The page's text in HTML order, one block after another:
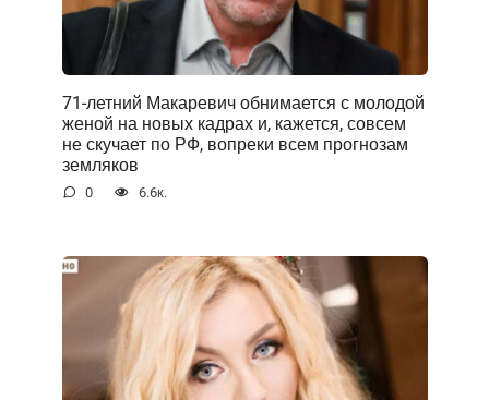
71-летний Макаревич обнимается с молодой
женой на новых кадрах и, кажется, совсем
не скучает по РФ, вопреки всем прогнозам
земляков
0 6.6к.